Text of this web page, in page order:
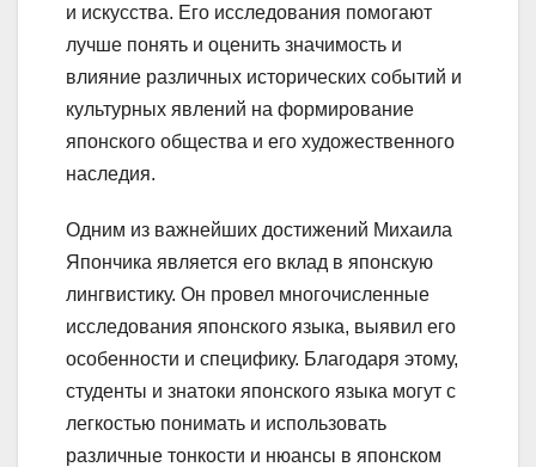
и искусства. Его исследования помогают
лучше понять и оценить значимость и
влияние различных исторических событий и
культурных явлений на формирование
японского общества и его художественного
наследия.
Одним из важнейших достижений Михаила
Япончика является его вклад в японскую
лингвистику. Он провел многочисленные
исследования японского языка, выявил его
особенности и специфику. Благодаря этому,
студенты и знатоки японского языка могут с
легкостью понимать и использовать
различные тонкости и нюансы в японском